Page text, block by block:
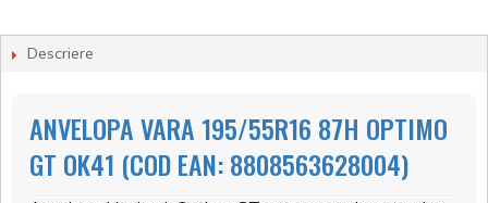
Descriere
ANVELOPA VARA 195/55R16 87H OPTIMO
GT OK41 (COD EAN: 8808563628004)